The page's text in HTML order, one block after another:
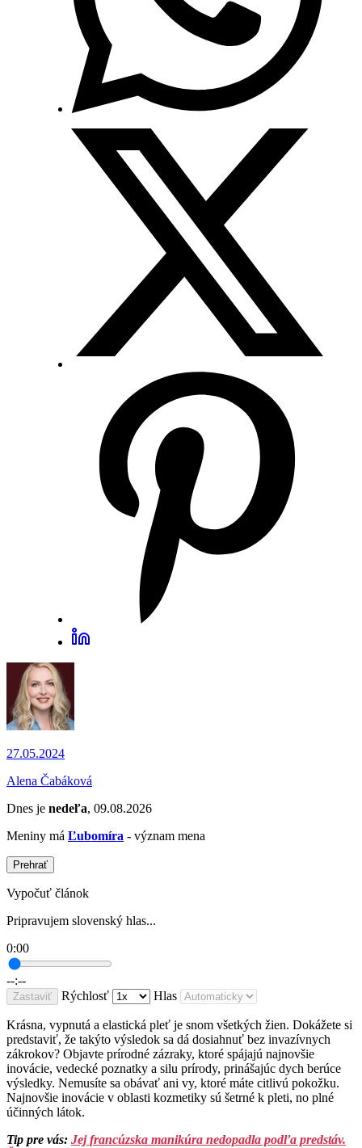
27.05.2024
Alena Čabáková
Dnes je nedeľa, 09.08.2026
Meniny má Ľubomíra - význam mena
Prehrať
Vypočuť článok
Pripravujem slovenský hlas...
0:00
--:--
Zastaviť Rýchlosť Hlas
Krásna, vypnutá a elastická pleť je snom všetkých žien. Dokážete si
predstaviť, že takýto výsledok sa dá dosiahnuť bez invazívnych
zákrokov? Objavte prírodné zázraky, ktoré spájajú najnovšie
inovácie, vedecké poznatky a silu prírody, prinášajúc dych berúce
výsledky. Nemusíte sa obávať ani vy, ktoré máte citlivú pokožku.
Najnovšie inovácie v oblasti kozmetiky sú šetrné k pleti, no plné
účinných látok.
Tip pre vás: Jej francúzska manikúra nedopadla podľa predstáv.